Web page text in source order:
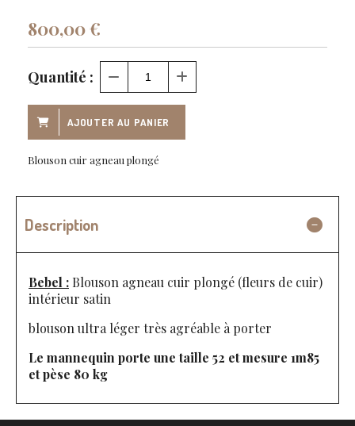
800,00€
Quantité :
AJOUTER AU PANIER
Blouson cuir agneau plongé
Description
Bebel : Blouson agneau cuir plongé (fleurs de cuir)
intérieur satin
blouson ultra léger très agréable à porter
Le mannequin porte une taille 52 et mesure 1m85
et pèse 80 kg